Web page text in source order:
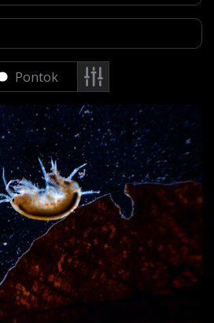
Pontok